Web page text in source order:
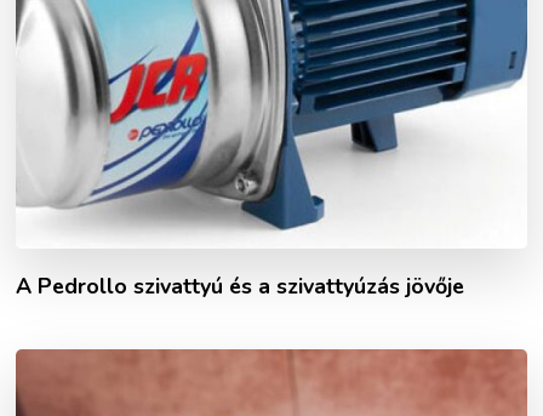
A Pedrollo szivattyú és a szivattyúzás jövője